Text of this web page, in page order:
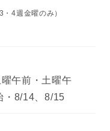
・4週金曜のみ）
午前・土曜午
・8/14、8/15